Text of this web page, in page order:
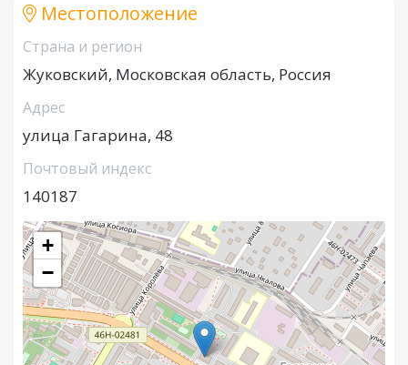
Местоположение
Страна и регион
Жуковский, Московская область, Россия
Адрес
улица Гагарина, 48
Почтовый индекс
140187
+
−